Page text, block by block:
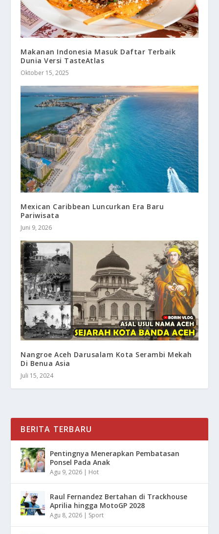
Makanan Indonesia Masuk Daftar Terbaik
Dunia Versi TasteAtlas
Oktober 15, 2025
Mexican Caribbean Luncurkan Era Baru
Pariwisata
Juni 9, 2026
Nangroe Aceh Darusalam Kota Serambi Mekah
Di Benua Asia
Juli 15, 2024
BERITA TERBARU
Pentingnya Menerapkan Pembatasan
Ponsel Pada Anak
Agu 9, 2026 | Hot
Raul Fernandez Bertahan di Trackhouse
Aprilia hingga MotoGP 2028
Agu 8, 2026 | Sport